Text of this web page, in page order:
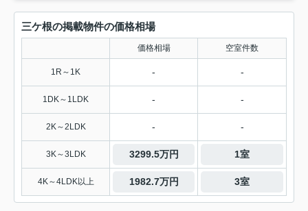
三ケ根の掲載物件の価格相場
価格相場 空室件数
1R～1K - -
1DK～1LDK - -
2K～2LDK - -
3K～3LDK 3299.5万円 1室
4K～4LDK以上 1982.7万円 3室